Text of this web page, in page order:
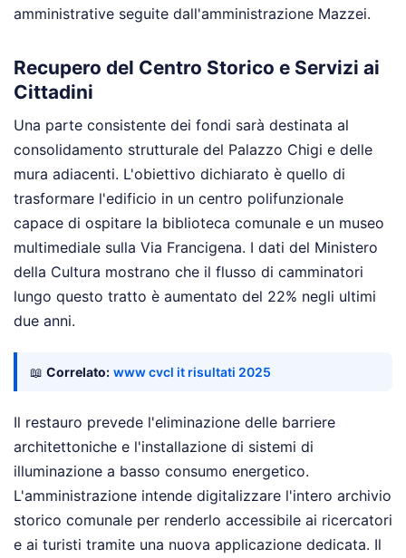
amministrative seguite dall'amministrazione Mazzei.
Recupero del Centro Storico e Servizi ai
Cittadini
Una parte consistente dei fondi sarà destinata al
consolidamento strutturale del Palazzo Chigi e delle
mura adiacenti. L'obiettivo dichiarato è quello di
trasformare l'edificio in un centro polifunzionale
capace di ospitare la biblioteca comunale e un museo
multimediale sulla Via Francigena. I dati del Ministero
della Cultura mostrano che il flusso di camminatori
lungo questo tratto è aumentato del 22% negli ultimi
due anni.
📖 Correlato: www cvcl it risultati 2025
Il restauro prevede l'eliminazione delle barriere
architettoniche e l'installazione di sistemi di
illuminazione a basso consumo energetico.
L'amministrazione intende digitalizzare l'intero archivio
storico comunale per renderlo accessibile ai ricercatori
e ai turisti tramite una nuova applicazione dedicata. Il